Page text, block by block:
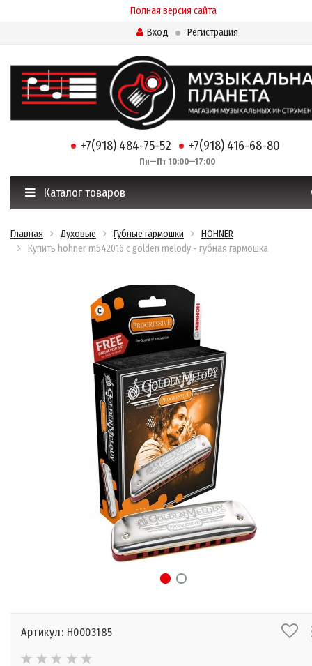
Полная версия сайта
Вход
Регистрация
+7(918) 484-75-52 +7(918) 416-68-80
Пн—Пт 10:00—17:00
Каталог товаров
Главная Духовые Губные гармошки
HOHNER
Купить hohner m542016 c golden melody - губная гармошка
Артикул: Н0003185